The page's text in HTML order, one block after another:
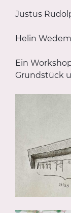
Justus
Helin
Ein
Grundstück